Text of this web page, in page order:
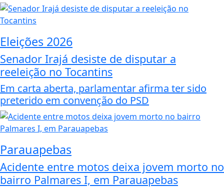
Eleições 2026
Senador Irajá desiste de disputar a
reeleição no Tocantins
Em carta aberta, parlamentar afirma ter sido
preterido em convenção do PSD
Parauapebas
Acidente entre motos deixa jovem morto no
bairro Palmares I, em Parauapebas